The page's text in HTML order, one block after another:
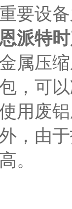
重要设
恩派特
金属压
，可
用废
，由
高。